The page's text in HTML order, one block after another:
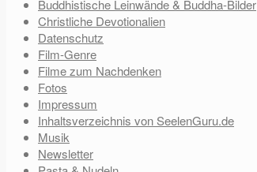
Buddhistische Leinwände & Buddha-Bilder
Christliche Devotionalien
Datenschutz
Film-Genre
Filme zum Nachdenken
Fotos
Impressum
Inhaltsverzeichnis von SeelenGuru.de
Musik
Newsletter